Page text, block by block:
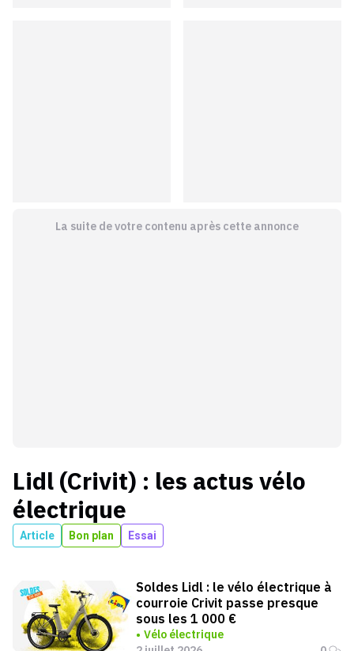
La suite de votre contenu après cette annonce
Lidl (Crivit) : les actus vélo
électrique
Article Bon plan Essai
Soldes Lidl : le vélo électrique à
courroie Crivit passe presque
sous les 1 000 €
Vélo électrique